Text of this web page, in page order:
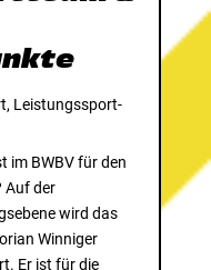
, Leistungssport-
im BWBV für den
Auf der
wird das
Winniger
Er ist für die